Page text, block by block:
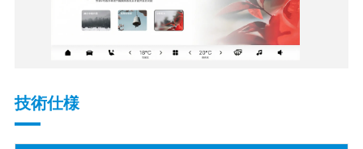
技術仕様